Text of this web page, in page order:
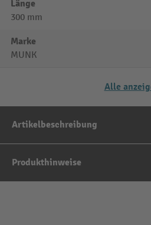
Länge
300 mm
Marke
MUNK
Alle
Artikelbeschreibung
Produkthinweise